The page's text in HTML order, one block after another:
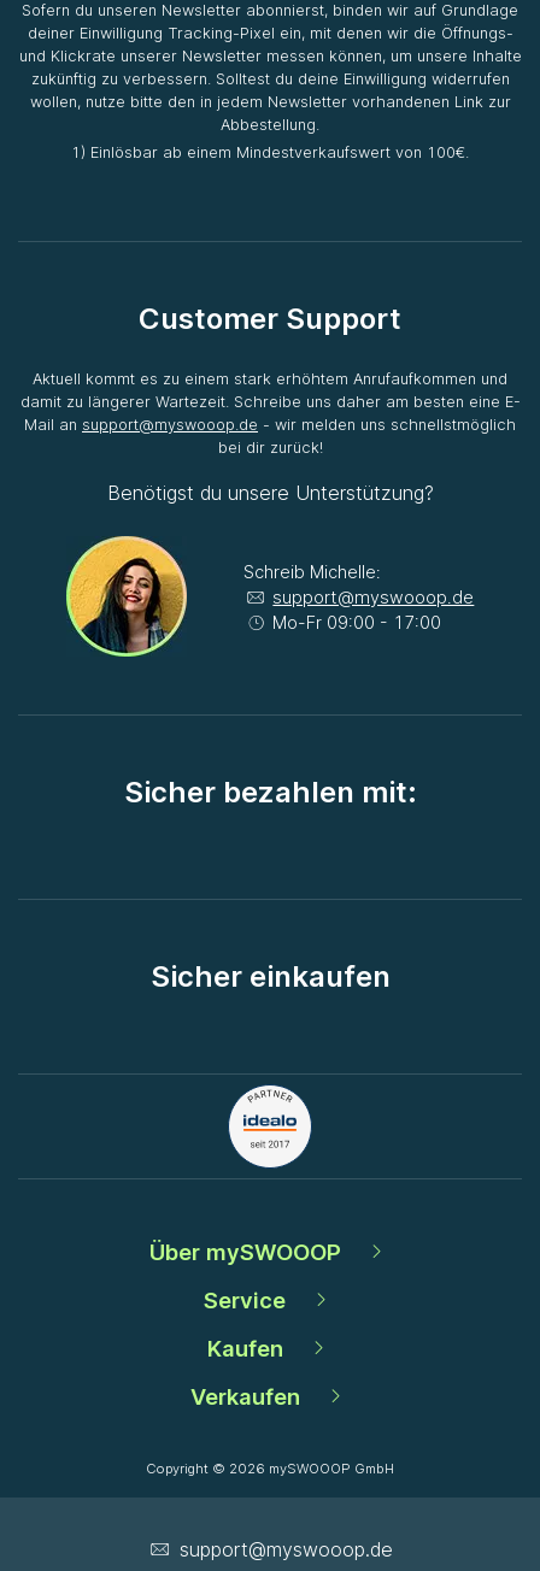
Sofern du unseren Newsletter abonnierst, binden wir auf Grundlage
deiner Einwilligung Tracking-Pixel ein, mit denen wir die Öffnungs-
und Klickrate unserer Newsletter messen können, um unsere Inhalte
zukünftig zu verbessern. Solltest du deine Einwilligung widerrufen
wollen, nutze bitte den in jedem Newsletter vorhandenen Link zur
Abbestellung.
1) Einlösbar ab einem Mindestverkaufswert von 100€.
Customer Support
Aktuell kommt es zu einem stark erhöhtem Anrufaufkommen und
damit zu längerer Wartezeit. Schreibe uns daher am besten eine E-
Mail an support@myswooop.de - wir melden uns schnellstmöglich
bei dir zurück!
Benötigst du unsere Unterstützung?
Schreib Michelle:
support@myswooop.de
Mo-Fr 09:00 - 17:00
Sicher bezahlen mit:
Sicher einkaufen
Über mySWOOOP
Service
Kaufen
Verkaufen
Copyright © 2026 mySWOOOP GmbH
support­@myswooop.de